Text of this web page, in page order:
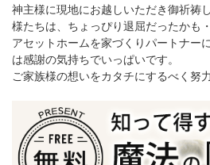
神主様に現地にお越しいただき御祈祷
様たちは、ちょっぴり退屈だったかも
アセットホームを家づくりパートナー
は感謝の気持ちでいっぱいです。
ご家族様の想いをカタチにするべく努